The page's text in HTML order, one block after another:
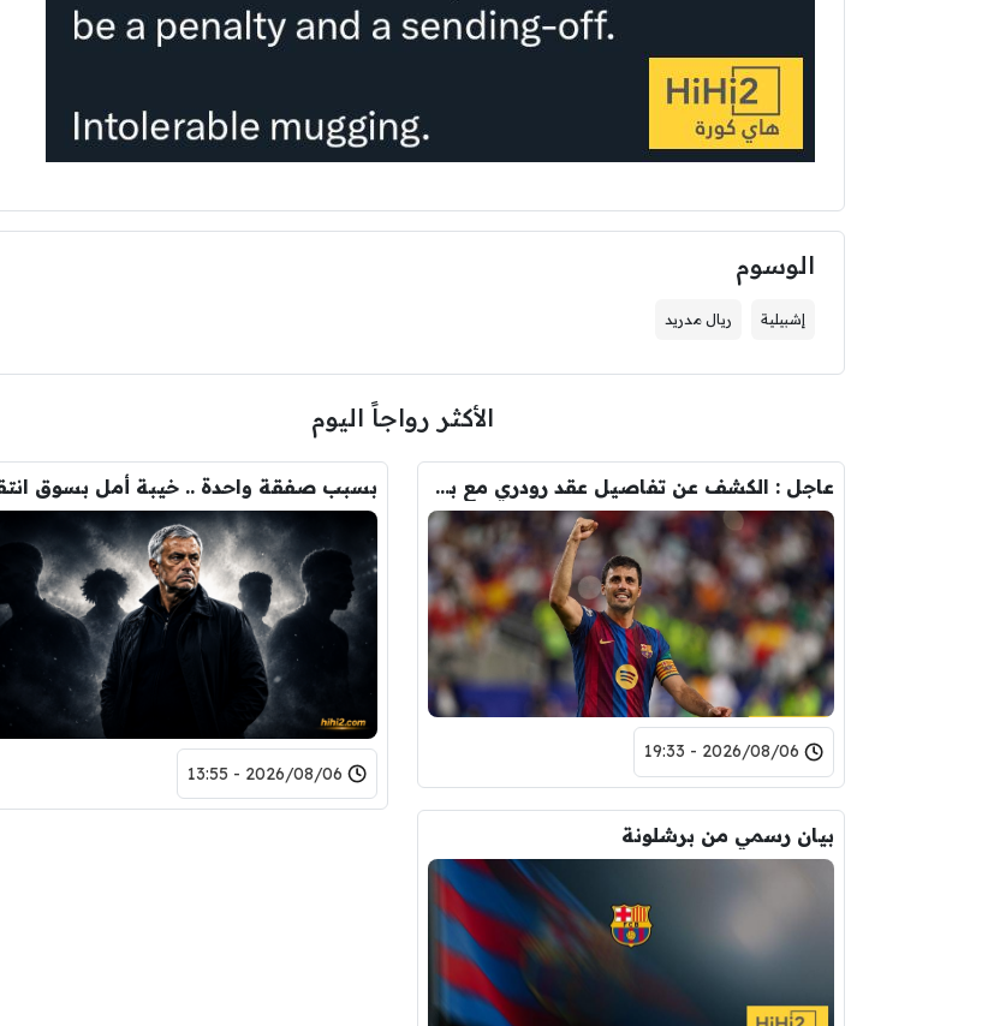
الوسوم
إشبيلية ريال مدريد
الأكثر رواجاً اليوم
عاجل : الكشف عن تفاصيل عقد رودري مع برشلونة.. قيمة الصفقة والراتب
2026/08/06 - 19:33
2026/08/06 - 13:55
بيان رسمي من برشلونة